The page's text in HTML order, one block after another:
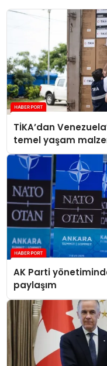
TİKA’dan
temel yaşam
AK Parti
paylaşım